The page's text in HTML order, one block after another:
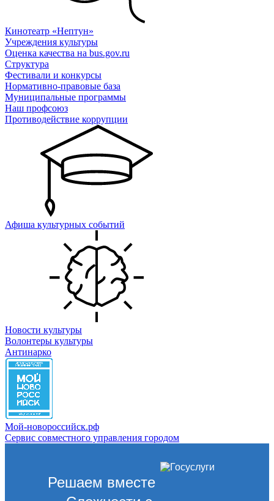
Кинотеатр «Нептун»
Учреждения культуры
Оценка качества на bus.gov.ru
Структура
Фестивали и конкурсы
Нормативно-правовые база
Муниципальные программы
Наш профсоюз
Противодействие коррупции
Афиша культурных событий
Новости культуры
Волонтеры культуры
Антинарко
Мой-новороссийск.рф
Сервис совместного управления городом
Решаем вместе